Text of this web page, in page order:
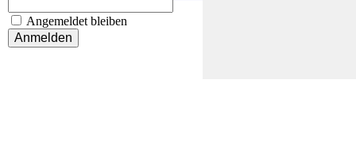
Angemeldet bleiben